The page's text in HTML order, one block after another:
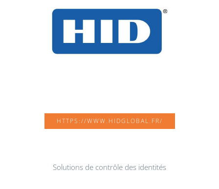
HTTPS://WWW.HIDGLOBAL.FR/
Solutions de contrôle des identités